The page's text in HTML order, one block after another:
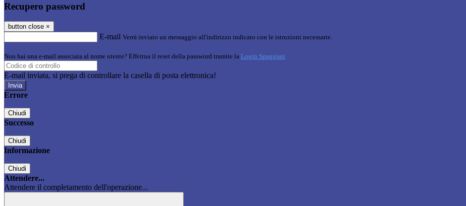
Recupero password
button close ×
E-mail Verrà inviato un messaggio all'indirizzo indicato con le istruzioni necessarie.
Non hai una e-mail associata al nome utente? Effettua il reset della password tramite la Login Spaggiari
E-mail inviata, si prega di controllare la casella di posta elettronica!
Errore
Chiudi
Successo
Chiudi
Informazione
Chiudi
Attendere...
Attendere il completamento dell'operazione...